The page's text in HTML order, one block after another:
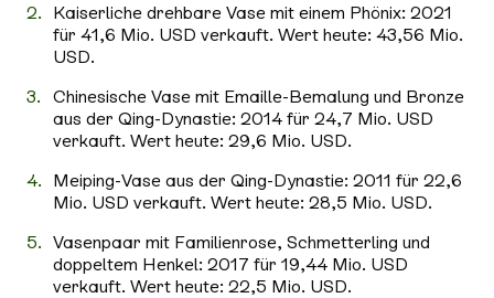
Kaiserliche drehbare Vase mit einem Phönix: 2021
für 41,6 Mio. USD verkauft. Wert heute: 43,56 Mio.
USD.
Chinesische Vase mit Emaille-Bemalung und Bronze
aus der Qing-Dynastie: 2014 für 24,7 Mio. USD
verkauft. Wert heute: 29,6 Mio. USD.
Meiping-Vase aus der Qing-Dynastie: 2011 für 22,6
Mio. USD verkauft. Wert heute: 28,5 Mio. USD.
Vasenpaar mit Familienrose, Schmetterling und
doppeltem Henkel: 2017 für 19,44 Mio. USD
verkauft. Wert heute: 22,5 Mio. USD.